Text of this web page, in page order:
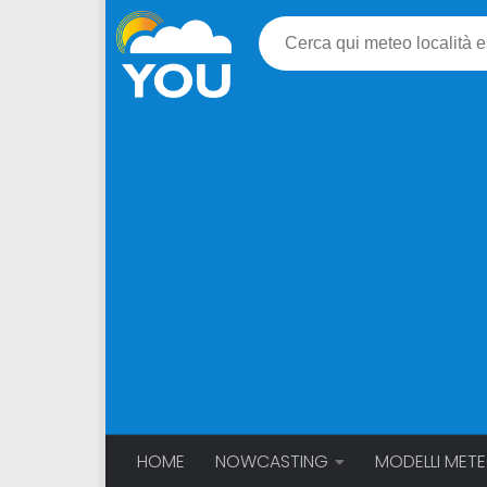
HOME NOWCASTING MODELLI